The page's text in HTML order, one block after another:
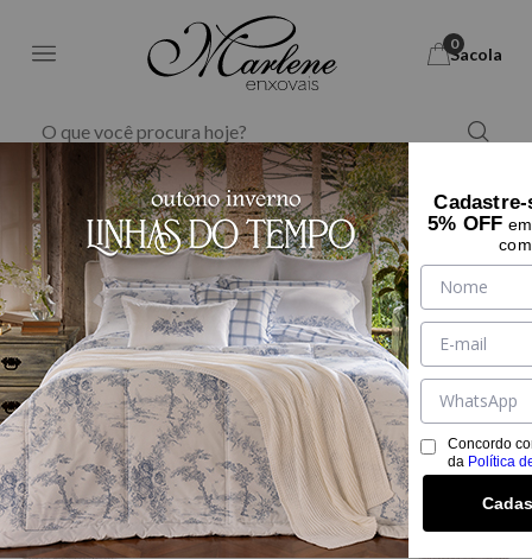
0
Sacola
Marlene Enxovais - M Cama Almofada
Cadastre-
5% OFF
Concordo
da Política